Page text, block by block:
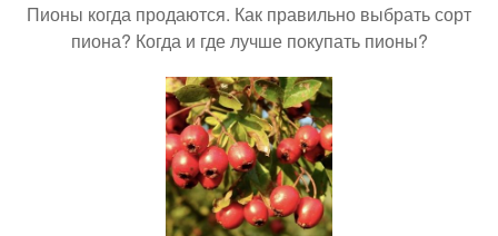
Пионы когда продаются. Как правильно выбрать сорт
пиона? Когда и где лучше покупать пионы?